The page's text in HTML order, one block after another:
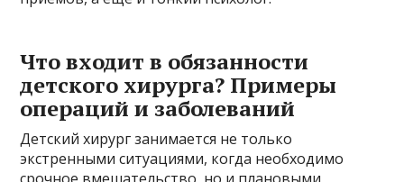
Что входит в обязанности
детского хирурга? Примеры
операций и заболеваний
Детский хирург занимается не только
экстренными ситуациями, когда необходимо